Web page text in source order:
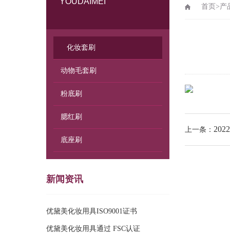
化妆套刷
动物毛套刷
粉底刷
腮红刷
底座刷
新闻资讯
优黛美化妆用具ISO9001证书
优黛美化妆用具通过 FSC认证
首页 >产
上一条：